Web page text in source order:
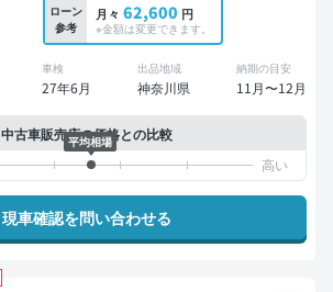
ローン
参考
月々 62,600 円
※金額は変更できます。
車検
27年6月
出品地域
神奈川県
納期の目安
11月〜12月
中古車販売店の価格との比較
平均相場
現車確認を問い合わせる